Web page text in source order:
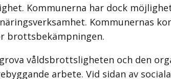
Kommunerna har dock
Kommunernas
brottsbekämpningen.
våldsbrottsligheten och den
arbete. Vid sidan av